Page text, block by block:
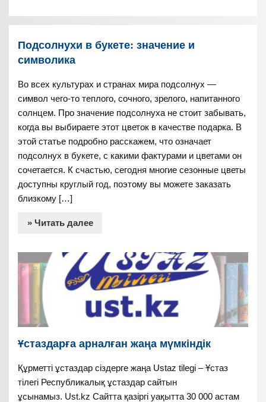
Подсолнухи в букете: значение и
символика
Во всех культурах и странах мира подсолнух —
символ чего-то теплого, сочного, зрелого, напитанного
солнцем. Про значение подсолнуха не стоит забывать,
когда вы выбираете этот цветок в качестве подарка. В
этой статье подробно расскажем, что означает
подсолнух в букете, с какими фактурами и цветами он
сочетается. К счастью, сегодня многие сезонные цветы
доступны круглый год, поэтому вы можете заказать
близкому […]
» Читать далее
Ұстаздарға арналған жаңа мүмкіндік
Құрметті ұстаздар сіздерге жаңа Ustaz tilegi – Ұстаз
тілегі Республикалық ұстаздар сайтын
ұсынамыз. Ust.kz Сайтта қазіргі уақытта 30 000 астам